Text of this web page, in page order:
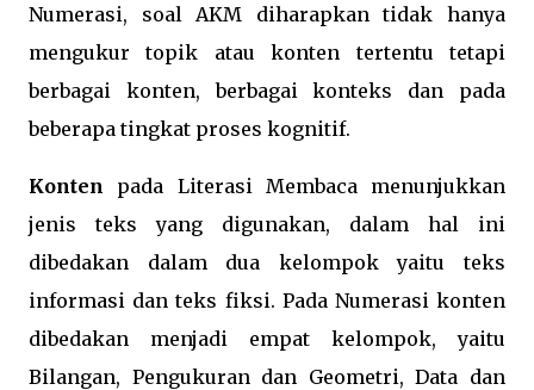
Numerasi, soal AKM diharapkan tidak hanya
mengukur topik atau konten tertentu tetapi
berbagai konten, berbagai konteks dan pada
beberapa tingkat proses kognitif.
Konten pada Literasi Membaca menunjukkan
jenis teks yang digunakan, dalam hal ini
dibedakan dalam dua kelompok yaitu teks
informasi dan teks fiksi. Pada Numerasi konten
dibedakan menjadi empat kelompok, yaitu
Bilangan, Pengukuran dan Geometri, Data dan